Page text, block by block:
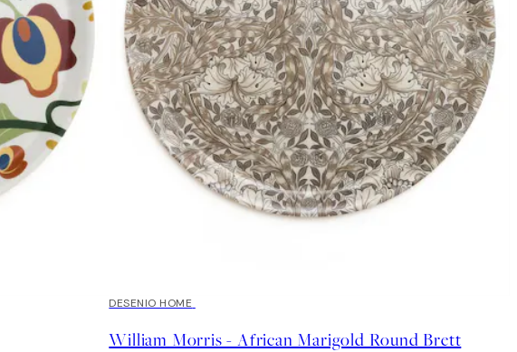
DESENIO HOME
William Morris - African Marigold Round Brett